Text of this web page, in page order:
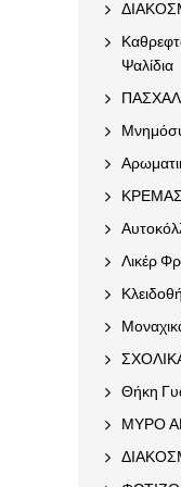
Ψαλίδια
Λικέρ
Θήκη
ΜΥΡΟ